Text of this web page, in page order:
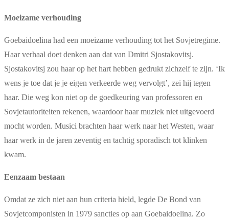
Moeizame verhouding
Goebaidoelina had een moeizame verhouding tot het Sovjetregime.
Haar verhaal doet denken aan dat van Dmitri Sjostakovitsj.
Sjostakovitsj zou haar op het hart hebben gedrukt zichzelf te zijn. ‘Ik
wens je toe dat je je eigen verkeerde weg vervolgt’, zei hij tegen
haar. Die weg kon niet op de goedkeuring van professoren en
Sovjetautoriteiten rekenen, waardoor haar muziek niet uitgevoerd
mocht worden. Musici brachten haar werk naar het Westen, waar
haar werk in de jaren zeventig en tachtig sporadisch tot klinken
kwam.
Eenzaam bestaan
Omdat ze zich niet aan hun criteria hield, legde De Bond van
Sovjetcomponisten in 1979 sancties op aan Goebaidoelina. Zo